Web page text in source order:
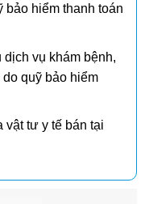
bảo hiểm thanh toán
vụ khám bệnh,
quỹ bảo hiểm
vật tư y tế bán tại